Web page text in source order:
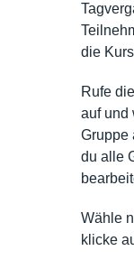
die
Rufe
auf und
Gruppe
du alle
Wähle
klicke